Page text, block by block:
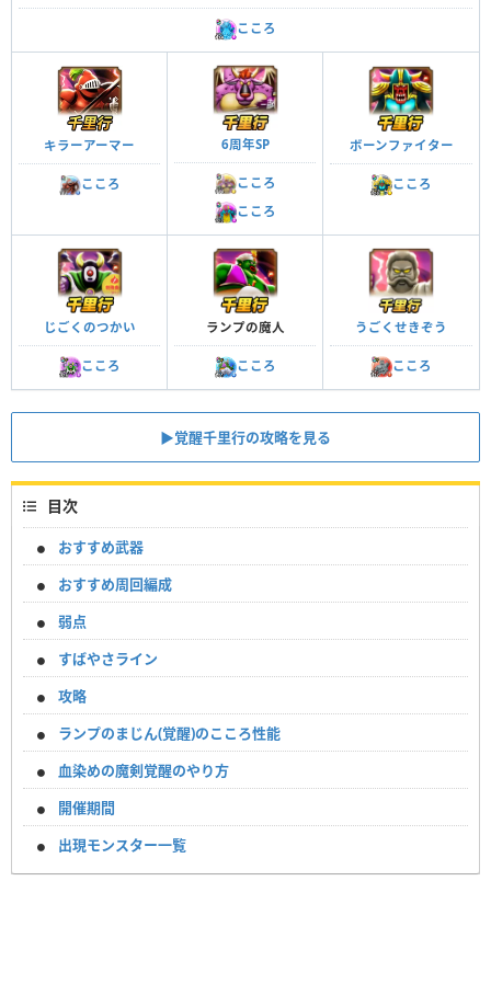
こころ
キラーアーマー
こころ
6周年SP
こころ
こころ
ボーンファイター
こころ
じごくのつかい
こころ
ランプの魔人
こころ
うごくせきぞう
こころ
▶︎覚醒千里行の攻略を見る
目次
おすすめ武器
おすすめ周回編成
弱点
すばやさライン
攻略
ランプのまじん(覚醒)のこころ性能
血染めの魔剣覚醒のやり方
開催期間
出現モンスター一覧